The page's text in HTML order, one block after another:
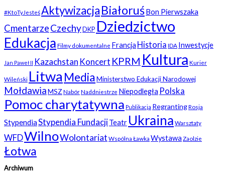
#KtoTyJesteśAktywizacjaBiałoruśBon Pierwszaka
CmentarzeCzechyDKP Dziedzictwo
Edukacja Filmy dokumentalne Francja Historia IDA Inwestycje
Jan Paweł II Kazachstan Koncert KPRM Kultura Kurier
Wileński Litwa MediaMinisterstwo Edukacji Narodowej
MołdawiaMSZ NabórNaddniestrze Niepodległa Polska
Pomoc charytatywna Publikacja RegrantingRosja
StypendiaStypendia FundacjiTeatr Ukraina Warsztaty
WFDWilnoWolontariat Wspólna Ławka Wystawa Zaolzie
Łotwa
Archiwum